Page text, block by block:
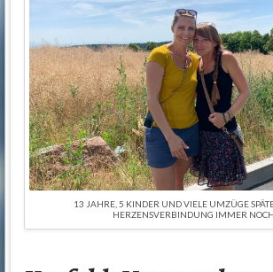
13 JAHRE, 5 KINDER UND VIELE UMZÜGE
HERZENSVERBINDUNG IMMER